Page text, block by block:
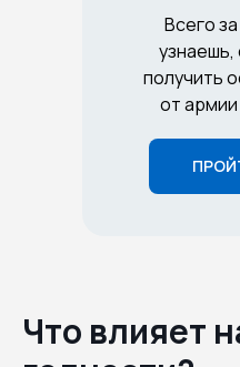
Всего
получить
от
Что влияет